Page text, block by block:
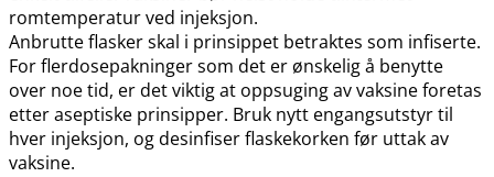
romtemperatur ved injeksjon.
Anbrutte flasker skal i prinsippet betraktes som infiserte.
For flerdosepakninger som det er ønskelig å benytte
over noe tid, er det viktig at oppsuging av vaksine foretas
etter aseptiske prinsipper. Bruk nytt engangsutstyr til
hver injeksjon, og desinfiser flaskekorken før uttak av
vaksine.